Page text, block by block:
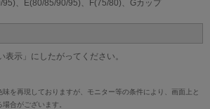
、E(80/85/90/95)、F(75/80)、Gカップ
表示」にしたがってください。
を再現しておりますが、モニター等の条件により、画面上と
合がございます。